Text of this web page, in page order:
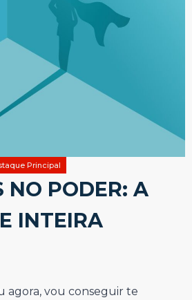
Principal
NO PODER: A
INTEIRA
agora, vou conseguir te